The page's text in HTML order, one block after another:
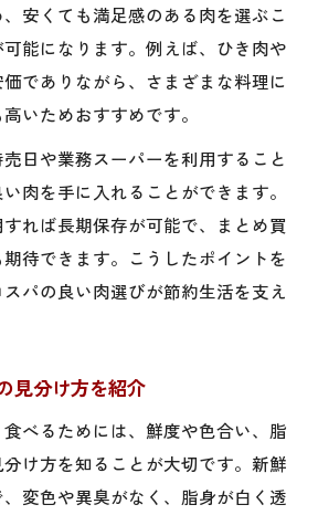
安くても満足感のある肉を選ぶこ
能になります。例えば、ひき肉や
でありながら、さまざまな料理に
いためおすすめです。
日や業務スーパーを利用すること
肉を手に入れることができます。
れば長期保存が可能で、まとめ買
待できます。こうしたポイントを
パの良い肉選びが節約生活を支え
見分け方を紹介
べるためには、鮮度や色合い、脂
け方を知ることが大切です。新鮮
変色や異臭がなく、脂身が白く透